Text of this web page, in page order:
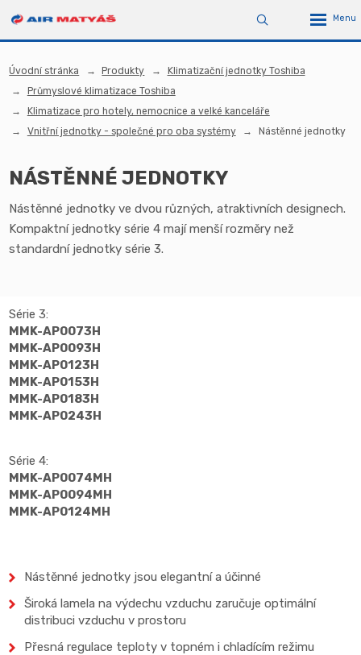
Úvodní stránka Produkty
Klimatizační jednotky Toshiba
Průmyslové klimatizace Toshiba
Klimatizace pro hotely, nemocnice a velké kanceláře
Vnitřní jednotky - společné pro oba systémy
Nástěnné jednotky
NÁSTĚNNÉ JEDNOTKY
Nástěnné jednotky ve dvou různých, atraktivních designech.
Kompaktní jednotky série 4 mají menší rozměry než
standardní jednotky série 3.
Série 3:
MMK-AP0073H
MMK-AP0093H
MMK-AP0123H
MMK-AP0153H
MMK-AP0183H
MMK-AP0243H
Série 4:
MMK-AP0074MH
MMK-AP0094MH
MMK-AP0124MH
Nástěnné jednotky jsou elegantní a účinné
Široká lamela na výdechu vzduchu zaručuje optimální
distribuci vzduchu v prostoru
Přesná regulace teploty v topném i chladícím režimu